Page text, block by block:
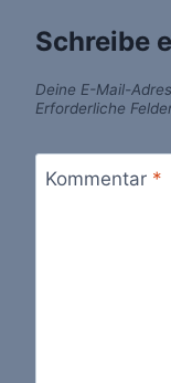
Schreibe
Deine E-Mail-
Erforderliche
Kommentar *